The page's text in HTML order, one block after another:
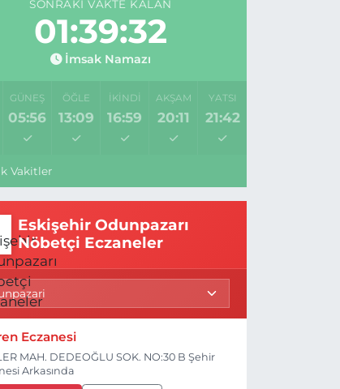
SONRAKI VAKTE KALAN
01:39:32
İmsak Namazı
GÜNEŞ
05:56
ÖĞLE
13:09
İKINDI
16:59
AKŞAM
20:11
YATSI
21:42
Vakitler
Eskişehir Odunpazarı
Nöbetçi Eczaneler
Eczanesi
MAH. DEDEOĞLU SOK. NO:30 B Şehir
Arkasında